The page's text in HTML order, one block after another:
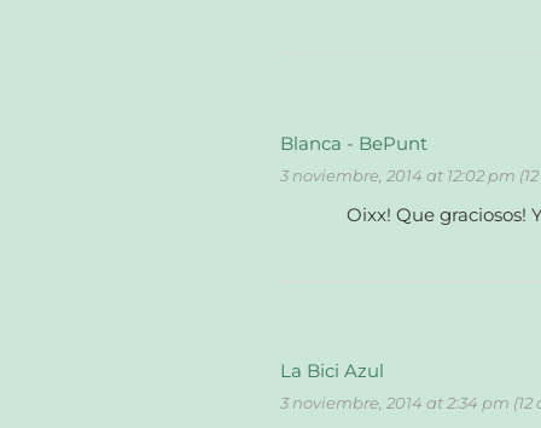
Blanca - BePunt
3 noviembre, 2014 at 12:02 pm
Oixx! Que graciosos!
La Bici Azul
3 noviembre, 2014 at 2:34 pm (12